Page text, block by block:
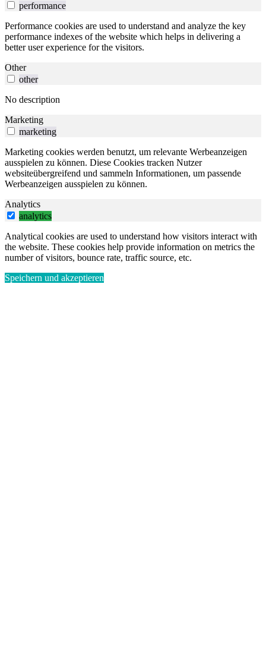
performance
Performance cookies are used to understand and analyze the key
performance indexes of the website which helps in delivering a
better user experience for the visitors.
Other
other
No description
Marketing
marketing
Marketing cookies werden benutzt, um relevante Werbeanzeigen
ausspielen zu können. Diese Cookies tracken Nutzer
websiteübergreifend und sammeln Informationen, um passende
Werbeanzeigen ausspielen zu können.
Analytics
analytics
Analytical cookies are used to understand how visitors interact with
the website. These cookies help provide information on metrics the
number of visitors, bounce rate, traffic source, etc.
Speichern und akzeptieren